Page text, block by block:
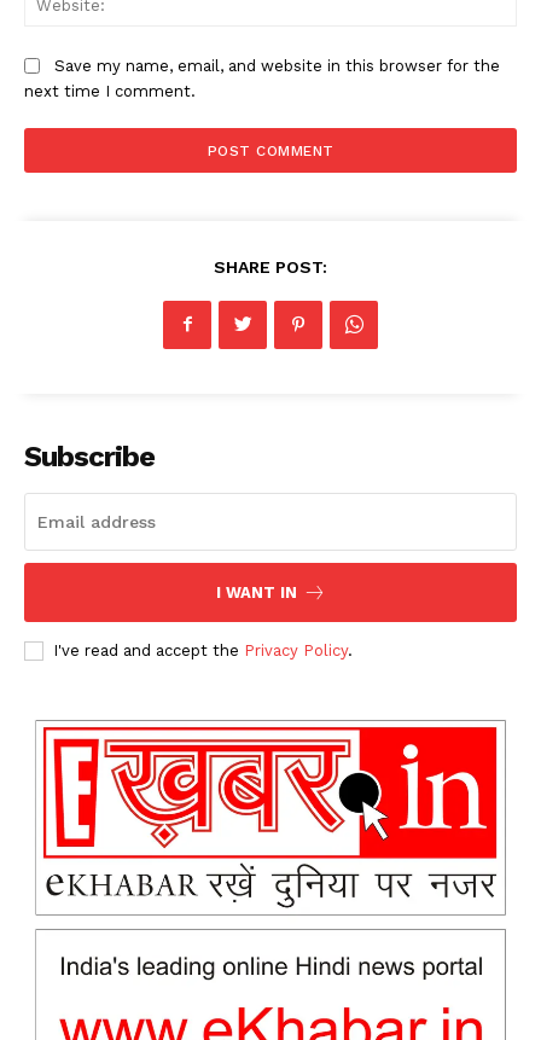
Save my name, email, and website in this browser for the
next time I comment.
SHARE POST:
Subscribe
I WANT IN
I've read and accept the Privacy Policy.